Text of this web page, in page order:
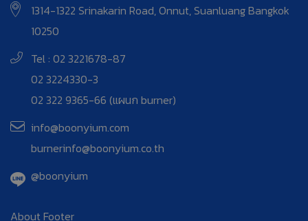
1314-1322 Srinakarin Road, Onnut, Suanluang Bangkok
10250
Tel : 02 3221678-87
02 3224330-3
02 322 9365-66 (แผนก burner)
info@boonyium.com
burnerinfo@boonyium.co.th
@boonyium
About Footer